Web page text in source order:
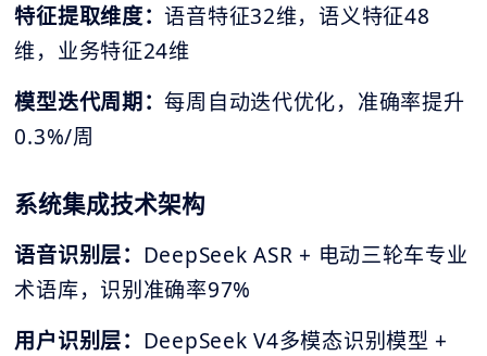
特征提取维度：语音特征32维，语义特征48
维，业务特征24维
模型迭代周期：每周自动迭代优化，准确率提升
0.3%/周
系统集成技术架构
语音识别层： DeepSeek ASR + 电动三轮车专业
术语库，识别准确率97%
用户识别层： DeepSeek V4多模态识别模型 +